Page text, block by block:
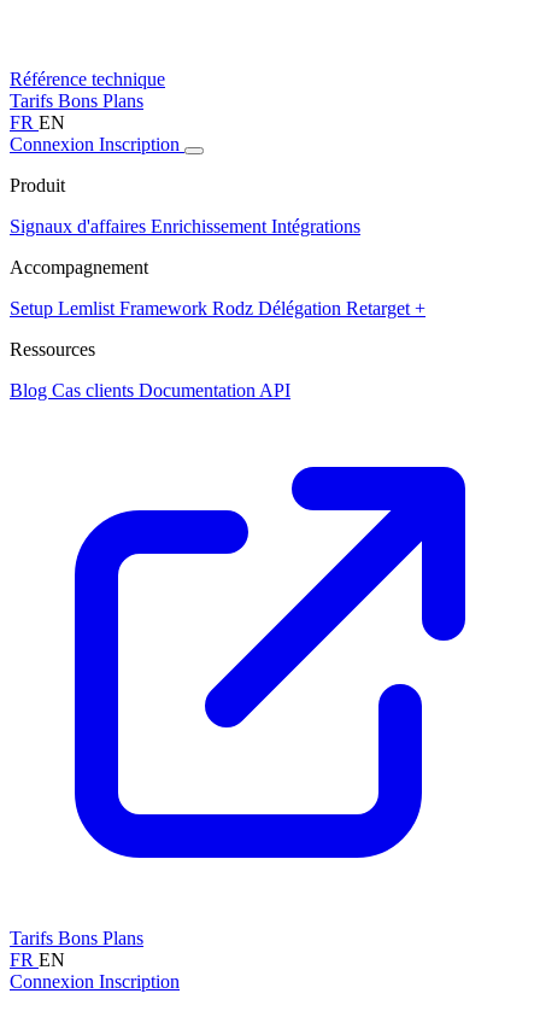
Référence technique
Tarifs Bons Plans
FR EN
Connexion Inscription
Produit
Signaux d'affaires Enrichissement Intégrations
Accompagnement
Setup Lemlist Framework Rodz Délégation Retarget +
Ressources
Blog Cas clients Documentation API
Tarifs Bons Plans
FR EN
Connexion Inscription